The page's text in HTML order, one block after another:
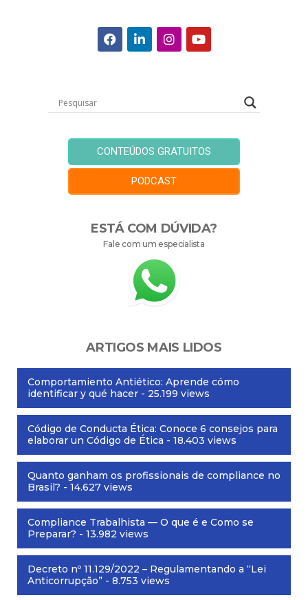
CONTEÚDOS GRATUITOS
PODCAST
ESTÁ COM DÚVIDA?
Fale com um especialista
ARTIGOS MAIS LIDOS
Comportamiento Antiético: Aprende cómo
identificar y qué hacer - 25.199 views
Código de Conducta Ética: Conoce 6 consejos para
elaborar un Código de Ética - 18.403 views
Quanto ganham os profissionais de compliance no
Brasil? - 14.627 views
Compliance Trabalhista — O que é e Como se
Preparar? - 13.982 views
Decreto nº 11.129/2022 – Regulamentando a “Lei
Anticorrupção” - 8.753 views